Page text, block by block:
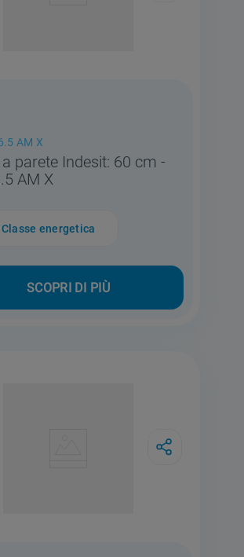
AM X
parete Indesit: 60 cm -
AM X
Classe energetica
SCOPRI DI PIÙ